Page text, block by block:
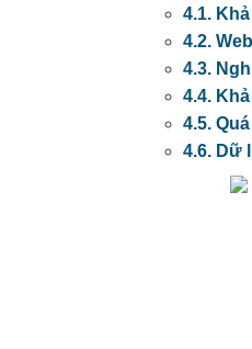
4.1.
4.2.
4.3.
4.4.
4.5.
4.6. Dữ